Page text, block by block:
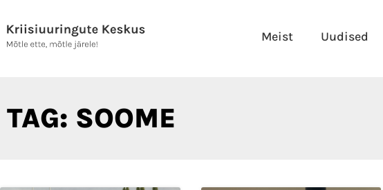
to
content
Meist Uudised
TAG: SOOME